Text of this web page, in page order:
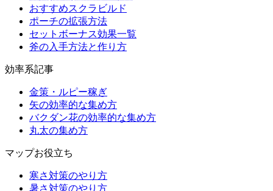
おすすめスクラビルド
ポーチの拡張方法
セットボーナス効果一覧
斧の入手方法と作り方
効率系記事
金策・ルピー稼ぎ
矢の効率的な集め方
バクダン花の効率的な集め方
丸太の集め方
マップお役立ち
寒さ対策のやり方
暑さ対策のやり方